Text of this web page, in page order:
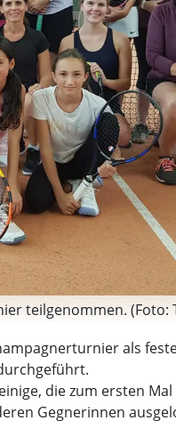
teilgenommen. (Foto:
als
die zum ersten
Gegnerinnen